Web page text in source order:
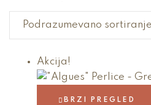
Akcija!
BRZI PREGLED